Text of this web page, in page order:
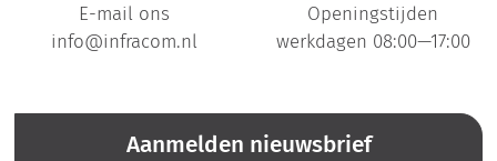
E-mail ons
info@infracom.nl
Openingstijden
werkdagen 08:00—17:00
Aanmelden nieuwsbrief